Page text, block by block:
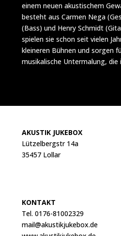
einem neuen akustischem
besteht aus Carmen Nega
(Bass) und Henry Schmidt
spielen sie schon seit vielen
kleineren Bühnen und sorgen
musikalische Untermalung, die
AKUSTIK JUKEBOX
Lützelbergstr 14a
35457 Lollar
KONTAKT
Tel. 0176-81002329
mail@akustikjukebox.de